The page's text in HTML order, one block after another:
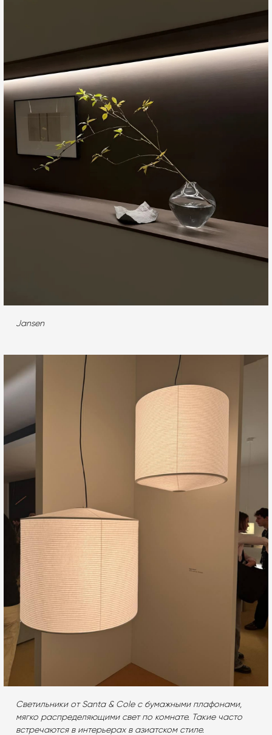
Jansen
Светильники от Santa & Cole с бумажными плафонами,
мягко распределяющими свет по комнате. Такие часто
встречаются в интерьерах в азиатском стиле.